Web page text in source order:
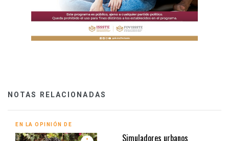
NOTAS RELACIONADAS
EN LA OPINIÓN DE
Simuladores urbanos